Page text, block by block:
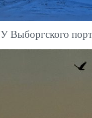
У Выборгского